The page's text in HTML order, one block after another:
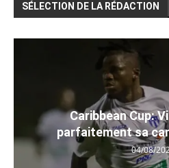
SÉLECTION DE LA RÉDACTION
Caribbean Cup:
parfaitement sa
04/08/